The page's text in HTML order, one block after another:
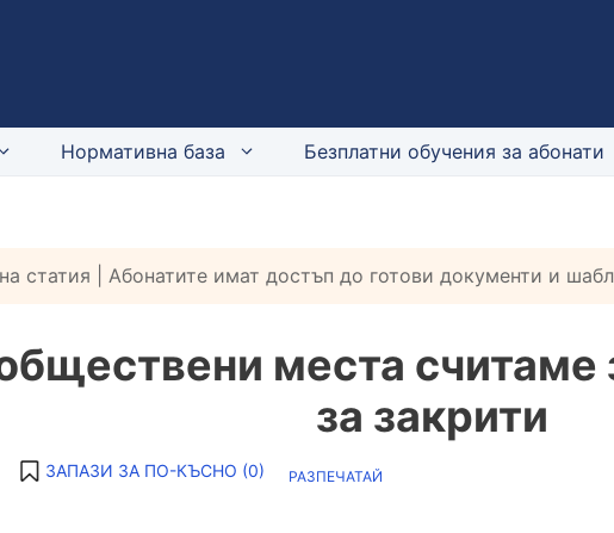
Нормативна база Безплатни обучения за абонати
статия | Абонатите имат достъп до готови документи и
места считаме
за закрити
ЗАПАЗИ ЗА ПО-КЪСНО (0) РАЗПЕЧАТАЙ